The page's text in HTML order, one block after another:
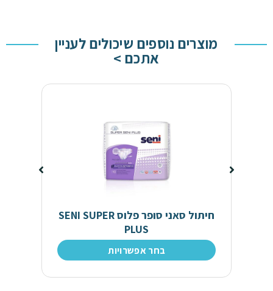
מוצרים נוספים שיכולים לעניין
אתכם >
חיתול סאני סופר פלוס SENI SUPER
PLUS
בחר אפשרויות